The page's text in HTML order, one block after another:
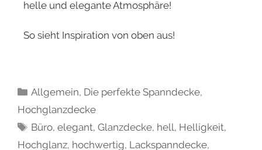
helle und elegante Atmosphäre!
So sieht Inspiration von oben aus!
Allgemein, Die perfekte Spanndecke,
Hochglanzdecke
Büro,elegant,Glanzdecke, hell, Helligkeit,
Hochglanz, hochwertig, Lackspanndecke,